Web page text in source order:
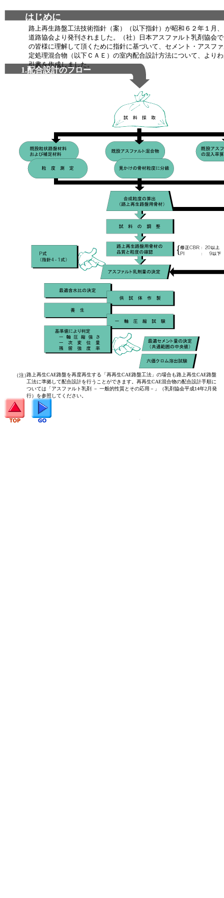
はじめに
路上再生路盤工法技術指針（案）（以下指針）が昭和６２年１月
道路協会より発刊されました。（社）日本アスファルト乳剤協会
の皆様に理解して頂くために指針に基づいて、セメント・アスフ
定処理混合物（以下ＣＡＥ）の室内配合設計方法について、より
引書を作成しました。
1.配合設計のフロー
路上再生CAE路盤を再度再生する「再再生CAE路盤工法」の場合も路上再生CAE路盤
工法に準拠して配合設計を行うことができます。再再生CAE混合物の配合設計手順に
ついては「アスファルト乳剤 － 一般的性質とその応用－」（乳剤協会平成14年2月発
行）を参照してください。
（注）